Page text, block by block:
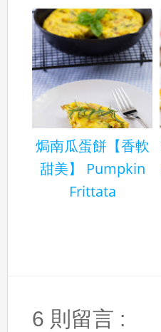
焗南瓜蛋餅【香軟
甜美】 Pumpkin
Frittata
6 則留言 :